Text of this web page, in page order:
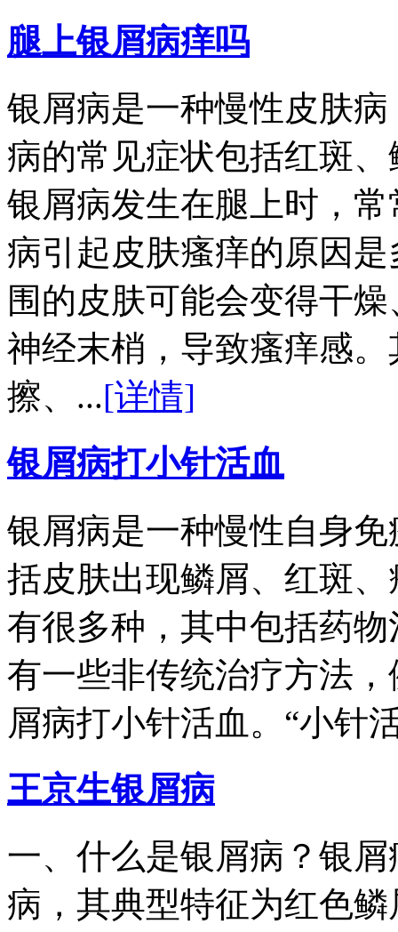
腿上银屑病痒吗
银屑病是一种慢性皮肤
病的常见症状包括红斑
银屑病发生在腿上时，
病引起皮肤瘙痒的原因
围的皮肤可能会变得干
神经末梢，导致瘙痒感
擦、...[详情]
银屑病打小针活血
银屑病是一种慢性自身
括皮肤出现鳞屑、红斑
有很多种，其中包括药
有一些非传统治疗方法
屑病打小针活血。“小针
王京生银屑病
一、什么是银屑病？银
病，其典型特征为红色